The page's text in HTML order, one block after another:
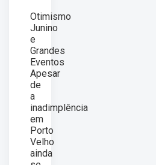
Otimismo
Junino
e
Grandes
Eventos
Apesar
de
a
inadimplência
em
Porto
Velho
ainda